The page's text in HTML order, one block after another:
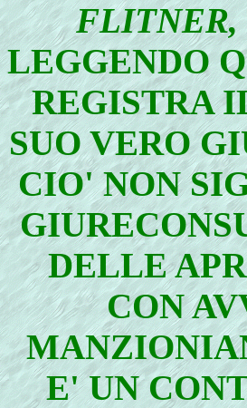
FLITNER,
LEGGENDO
REGISTRA
SUO VERO
CIO' NON
DELLE
CON
E' UN